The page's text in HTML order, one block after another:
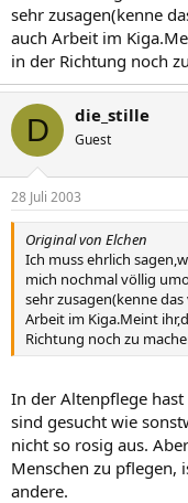
sehr zusagen(kenne
auch Arbeit im
in der Richtung noch
D die_stille
Guest
28 Juli 2003
Original von Elchen
Ich muss ehrlich
mich nochmal völlig
sehr zusagen(kenne
Arbeit im Kiga.Meint
Richtung noch zu
In der Altenpflege hast
sind gesucht wie
nicht so rosig aus.
Menschen zu pflegen,
andere.